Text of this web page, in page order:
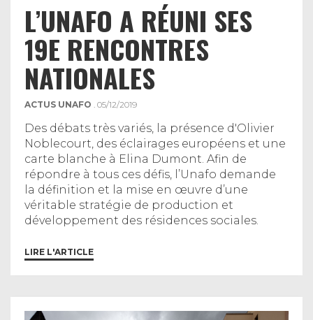
L’UNAFO A RÉUNI SES
19E RENCONTRES
NATIONALES
ACTUS UNAFO . 05/12/2019
Des débats très variés, la présence d'Olivier
Noblecourt, des éclairages européens et une
carte blanche à Elina Dumont. Afin de
répondre à tous ces défis, l’Unafo demande
la définition et la mise en œuvre d’une
véritable stratégie de production et
développement des résidences sociales.
LIRE L'ARTICLE